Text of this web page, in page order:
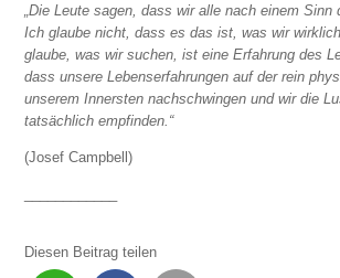
„Die Leute sagen, dass wir alle nach einem Sinn
Ich glaube nicht, dass es das ist, was wir
glaube, was wir suchen, ist eine Erfahrung des
dass unsere Lebenserfahrungen auf der rein
unserem Innersten nachschwingen und wir die
tatsächlich empfinden.“
(Josef Campbell)
Diesen Beitrag teilen